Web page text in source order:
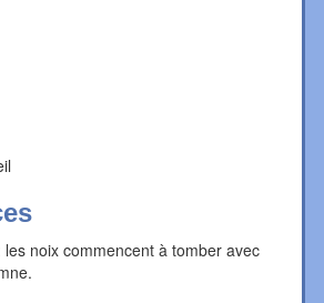
noix commencent à tomber avec